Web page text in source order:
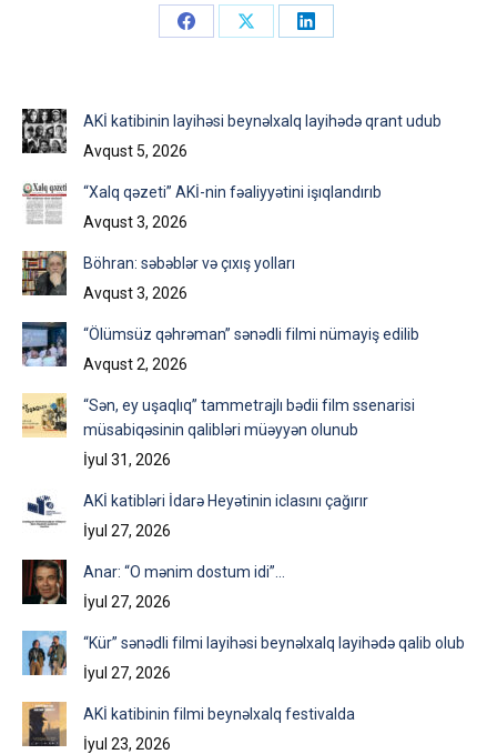
Share
Share
Share
AKİ katibinin layihəsi beynəlxalq layihədə qrant udub
Avqust 5, 2026
“Xalq qəzeti” AKİ-nin fəaliyyətini işıqlandırıb
Avqust 3, 2026
Böhran: səbəblər və çıxış yolları
Avqust 3, 2026
“Ölümsüz qəhrəman” sənədli filmi nümayiş edilib
Avqust 2, 2026
“Sən, ey uşaqlıq” tammetrajlı bədii film ssenarisi
müsabiqəsinin qalibləri müəyyən olunub
İyul 31, 2026
AKİ katibləri İdarə Heyətinin iclasını çağırır
İyul 27, 2026
Anar: “O mənim dostum idi”…
İyul 27, 2026
“Kür” sənədli filmi layihəsi beynəlxalq layihədə qalib olub
İyul 27, 2026
AKİ katibinin filmi beynəlxalq festivalda
İyul 23, 2026